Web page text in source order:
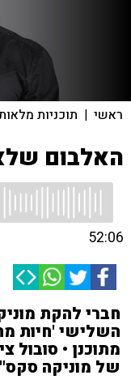
ראשי | תוכניות
האלבום
52:06
חברי להקת
השלישי 'חיות
מתוכנן • סובול
של מוניקה סקס"